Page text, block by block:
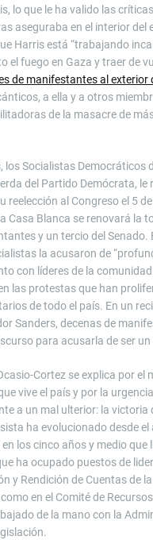
lo que le ha valido las
aseguraba en el interior del
Harris está “trabajando
el fuego en Gaza y traer de
de manifestantes al exterior
a ella y a otros
de la masacre de
Socialistas Democráticos
del Partido Demócrata, le
reelección al Congreso el 5
Casa Blanca se renovará la
y un tercio del Senado.
la acusaron de
con líderes de la
las protestas que han
de todo el país. En un
Sanders, decenas de
para acusarla de ser un
Cortez se explica por el
vive el país y por la
a un mal ulterior: la victoria
ha evolucionado desde el
los cinco años y medio que
ha ocupado puestos de
y Rendición de Cuentas de
en el Comité de
de la mano con la